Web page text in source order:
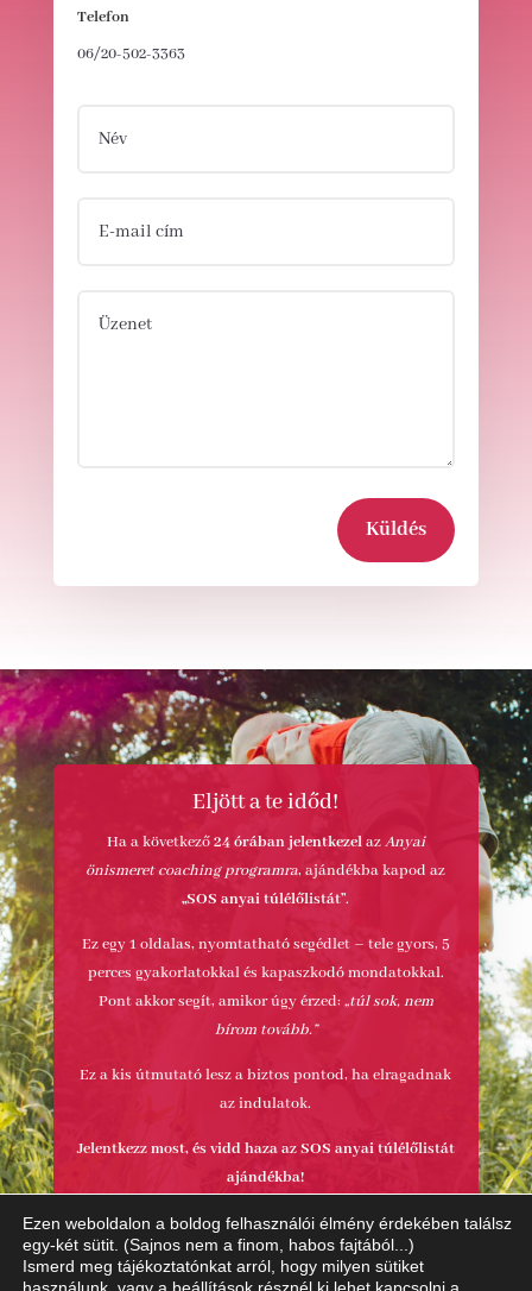
Telefon
06/20-502-3363
Küldés
Eljött a te időd!
Ha a következő24 órában jelentkezelazAnyai
önismeret coaching programra, ajándékba kapod az
„SOS anyai túlélőlistát”.
Ez egy 1 oldalas, nyomtatható segédlet – tele gyors, 5
perces gyakorlatokkal és kapaszkodó mondatokkal.
Pont akkor segít, amikor úgy érzed: „túl sok, nem
bírom tovább.”
Ez a kis útmutató lesz a biztos pontod, ha elragadnak
az indulatok.
Jelentkezz most, és vidd haza az SOS anyai túlélőlistát
ajándékba!
Máris jelentkezek!
Ezen weboldalon a boldog felhasználói élmény érdekében találsz
egy-két sütit. (Sajnos nem a finom, habos fajtából...)
Ismerd meg tájékoztatónkat arról, hogy milyen sütiket